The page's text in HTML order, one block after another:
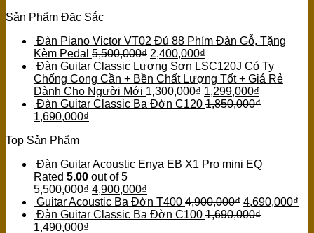
Sản Phẩm Đặc Sắc
Đàn Piano Victor VT02 Đủ 88 Phím Đàn Gỗ, Tặng
Kèm Pedal 5,500,000₫ 2,400,000₫
Đàn Guitar Classic Lương Sơn LSC120J Có Ty
Chống Cong Cần + Bền Chất Lượng Tốt + Giá Rẻ
Dành Cho Người Mới 1,300,000₫ 1,299,000₫
Đàn Guitar Classic Ba Đờn C120 1,850,000₫
1,690,000₫
Top Sản Phẩm
Đàn Guitar Acoustic Enya EB X1 Pro mini EQ
Rated 5.00 out of 5
5,500,000₫ 4,900,000₫
Guitar Acoustic Ba Đờn T400 4,900,000₫ 4,690,000₫
Đàn Guitar Classic Ba Đờn C100 1,690,000₫
1,490,000₫